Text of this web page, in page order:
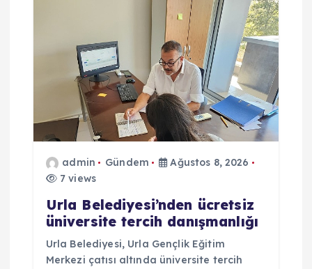
admin Gündem
Ağustos 8, 2026
7 views
Urla Belediyesi’nden ücretsiz
üniversite tercih danışmanlığı
Urla Belediyesi, Urla Gençlik Eğitim
Merkezi çatısı altında üniversite tercih